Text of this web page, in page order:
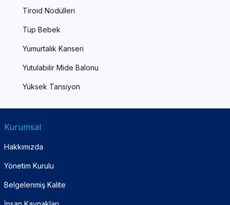
Tiroid Nodülleri
Tüp Bebek
Yumurtalık Kanseri
Yutulabilir Mide Balonu
Yüksek Tansiyon
Kurumsal
Hakkımızda
Yönetim Kurulu
Belgelenmiş Kalite